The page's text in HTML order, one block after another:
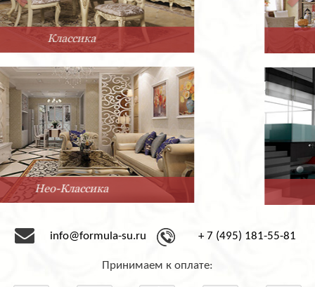
Прованс
Минимализм
info@formula-su.ru + 7 (495) 181-55-81
Принимаем к оплате: